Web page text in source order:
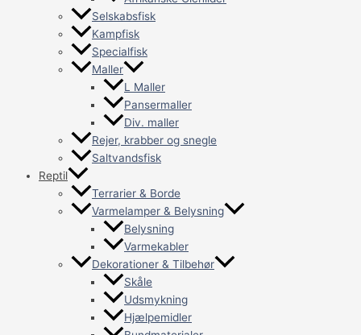
Selskabsfisk
Kampfisk
Specialfisk
Maller
L Maller
Pansermaller
Div. maller
Rejer, krabber og snegle
Saltvandsfisk
Reptil
Terrarier & Borde
Varmelamper & Belysning
Belysning
Varmekabler
Dekorationer & Tilbehør
Skåle
Udsmykning
Hjælpemidler